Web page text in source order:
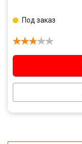
Под заказ